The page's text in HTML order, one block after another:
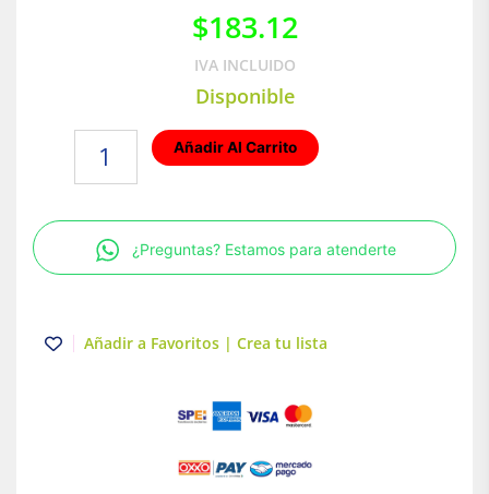
$183.12
IVA INCLUIDO
Disponible
11/16"
profundidad
3-
cantidad
Añadir Al Carrito
¿Preguntas? Estamos para atenderte
Añadir a Favoritos | Crea tu lista